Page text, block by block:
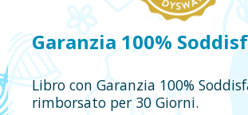
Garanzia 100%
Libro con Garanzia 100%
rimborsato per 30 Giorni.